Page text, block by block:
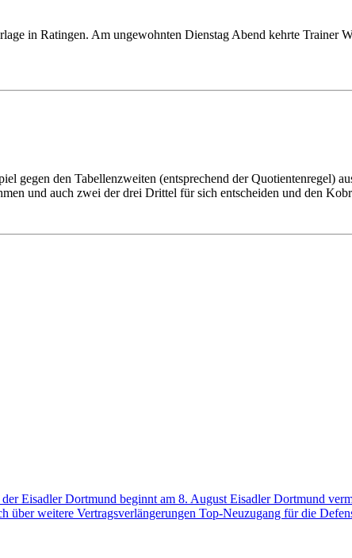
in Ratingen. Am ungewohnten Dienstag Abend kehrte Trainer
gegen den Tabellenzweiten (entsprechend der Quotientenregel)
und auch zwei der drei Drittel für sich entscheiden und den
Eisadler Dortmund beginnt am 8. August Eisadler Dortmund
über weitere Vertragsverlängerungen Top-Neuzugang für die